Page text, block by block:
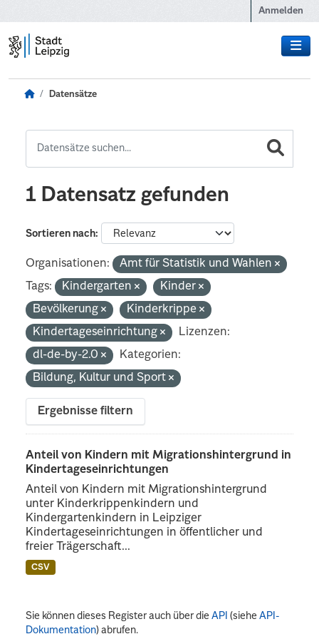
Anmelden
Datensätze
1 Datensatz gefunden
Sortieren nach
Organisationen:
Amt für Statistik und Wahlen
Tags:
Kindergarten
Kinder
Bevölkerung
Kinderkrippe
Kindertageseinrichtung
Lizenzen:
dl-de-by-2.0
Kategorien:
Bildung, Kultur und Sport
Ergebnisse filtern
Anteil von Kindern mit Migrationshintergrund in
Kindertageseinrichtungen
Anteil von Kindern mit Migrationshintergrund
unter Kinderkrippenkindern und
Kindergartenkindern in Leipziger
Kindertageseinrichtungen in öffentlicher und
freier Trägerschaft...
CSV
Sie können dieses Register auch über dieAPI (sieheAPI-
Dokumentation) abrufen.